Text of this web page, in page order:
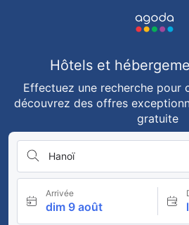
Hôtels et
Effectuez une recherche pour
découvrez des offres
gratuite
Hanoï
Arrivée
dim 9 août